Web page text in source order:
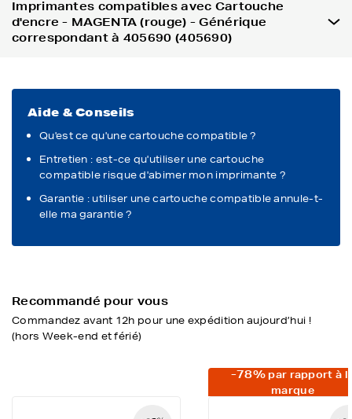
Imprimantes compatibles avec Cartouche
d'encre - MAGENTA (rouge) - Générique
correspondant à 405690 (405690)
Aide & Conseils
Qu'est ce qu'une cartouche compatible ?
Entretien : est-ce qu'utiliser une cartouche
compatible risque d'abimer mon imprimante ?
Garantie : utiliser une cartouche compatible annule-t-
elle ma garantie ?
Recommandé pour vous
Commandez avant 12h pour une expédition aujourd’hui !
(hors Week-end et férié)
-78% par rapport à
marque